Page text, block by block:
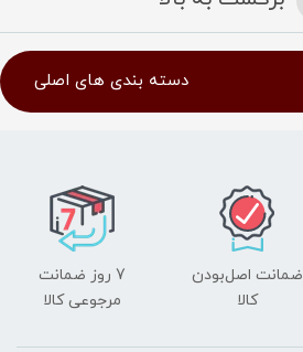
دسته بندی های اصلی
ضمانت اصل‌بودن
کالا
7 روز ضمانت
مرجوعی کالا